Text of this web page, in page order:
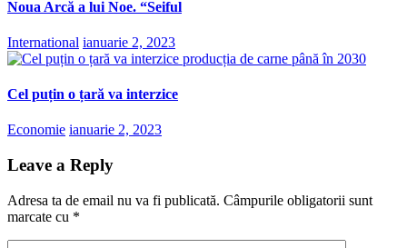
Noua Arcă a lui Noe. “Seiful
International ianuarie 2, 2023
Cel puțin o țară va interzice
Economie ianuarie 2, 2023
Leave a Reply
Adresa ta de email nu va fi publicată. Câmpurile obligatorii sunt
marcate cu *